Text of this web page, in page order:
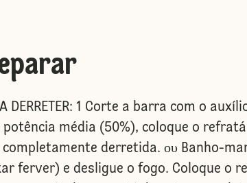
DERRETER: 1 Corte a barra com o
potência média (50%), coloque o
derretida. ου Banho-
ferver) e desligue o fogo. Coloque o